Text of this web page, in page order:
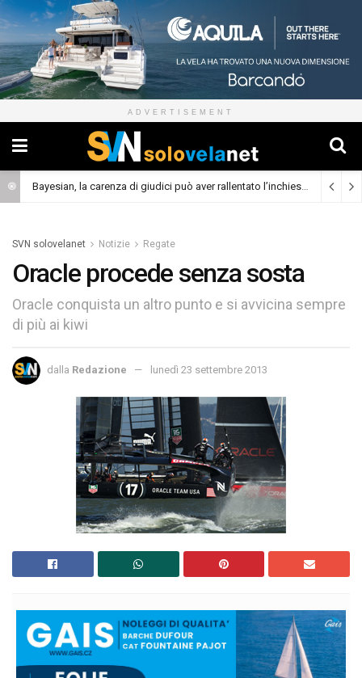
ADVERTISEMENT
Bayesian, la carenza di giudici può aver rallentato l’inchiesta (Cronaca)
SVN solovelanet Notizie Regate
Oracle procede senza sosta
Oracle conquista un altro punto e si avvicina sempre
di più ai kiwi
dalla Redazione lunedì 23 settembre 2013